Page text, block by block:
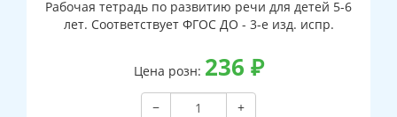
Рабочая тетрадь по развитию речи для детей 5-6
лет. Соответствует ФГОС ДО - 3-е изд. испр.
Цена розн: 236 ₽
−
+